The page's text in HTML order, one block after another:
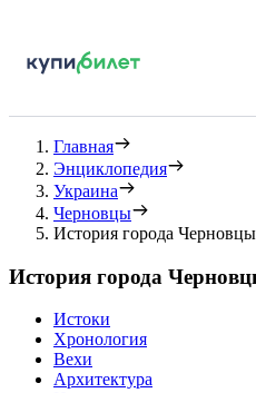
Главная
Энциклопедия
Украина
Черновцы
История города Черновцы
История города
Истоки
Хронология
Вехи
Архитектура